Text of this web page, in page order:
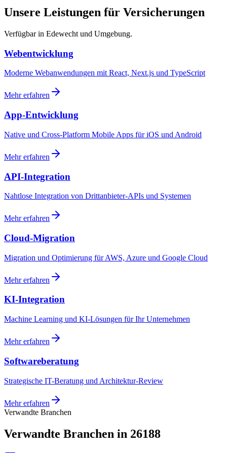
Unsere Leistungen für Versicherungen
Verfügbar in Edewecht und Umgebung.
Webentwicklung
Moderne Webanwendungen mit React, Next.js und TypeScript
Mehr erfahren
App-Entwicklung
Native und Cross-Platform Mobile Apps für iOS und Android
Mehr erfahren
API-Integration
Nahtlose Integration von Drittanbieter-APIs und Systemen
Mehr erfahren
Cloud-Migration
Migration und Optimierung für AWS, Azure und Google Cloud
Mehr erfahren
KI-Integration
Machine Learning und KI-Lösungen für Ihr Unternehmen
Mehr erfahren
Softwareberatung
Strategische IT-Beratung und Architektur-Review
Mehr erfahren
Verwandte Branchen
Verwandte Branchen in 26188